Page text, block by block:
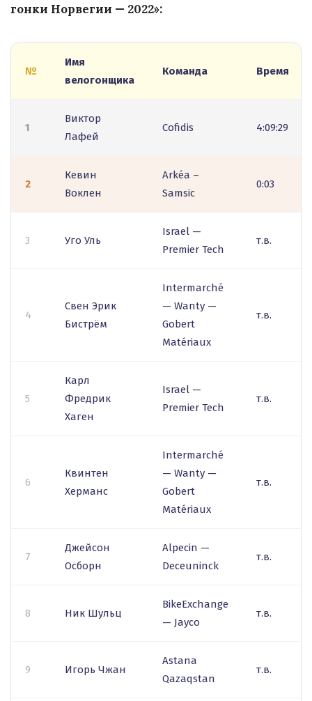
гонки Норвегии — 2022»:
№
Имя
велогонщика
Команда Время
1
Виктор
Лафей
Cofidis 4:09:29
2
Кевин
Воклен
Arkéa –
Samsic
0:03
3 Уго Уль
Israel —
Premier Tech
т.в.
4
Свен Эрик
Бистрём
Intermarché
— Wanty —
Gobert
Matériaux
т.в.
5
Карл
Фредрик
Хаген
Israel —
Premier Tech
т.в.
6
Квинтен
Херманс
Intermarché
— Wanty —
Gobert
Matériaux
т.в.
7
Джейсон
Осборн
Alpecin —
Deceuninck
т.в.
8 Ник Шульц
BikeExchange
— Jayco
т.в.
9 Игорь Чжан
Astana
Qazaqstan
т.в.